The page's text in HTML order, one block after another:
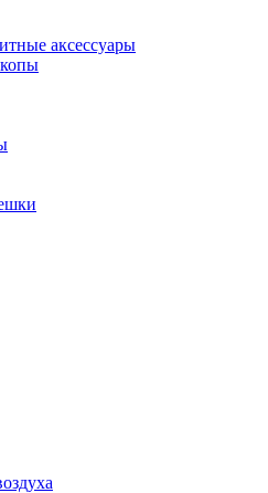
аксессуары